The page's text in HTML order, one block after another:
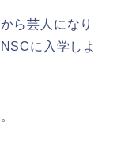
ら芸人になり
に入学しよ